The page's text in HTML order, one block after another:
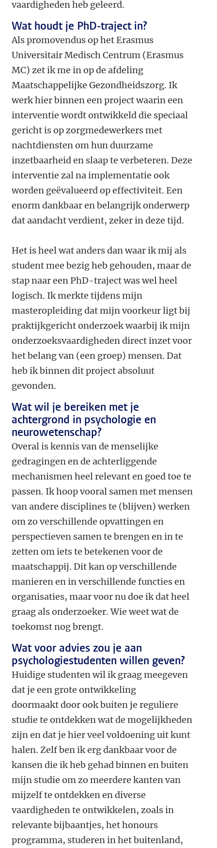
vaardigheden heb geleerd.
Wat houdt je PhD-traject in?
Als promovendus op het Erasmus
Universitair Medisch Centrum (Erasmus
MC) zet ik me in op de afdeling
Maatschappelijke Gezondheidszorg. Ik
werk hier binnen een project waarin een
interventie wordt ontwikkeld die speciaal
gericht is op zorgmedewerkers met
nachtdiensten om hun duurzame
inzetbaarheid en slaap te verbeteren. Deze
interventie zal na implementatie ook
worden geëvalueerd op effectiviteit. Een
enorm dankbaar en belangrijk onderwerp
dat aandacht verdient, zeker in deze tijd.
Het is heel wat anders dan waar ik mij als
student mee bezig heb gehouden, maar de
stap naar een PhD-traject was wel heel
logisch. Ik merkte tijdens mijn
masteropleiding dat mijn voorkeur ligt bij
praktijkgericht onderzoek waarbij ik mijn
onderzoeksvaardigheden direct inzet voor
het belang van (een groep) mensen. Dat
heb ik binnen dit project absoluut
gevonden.
Wat wil je bereiken met je
achtergrond in psychologie en
neurowetenschap?
Overal is kennis van de menselijke
gedragingen en de achterliggende
mechanismen heel relevant en goed toe te
passen. Ik hoop vooral samen met mensen
van andere disciplines te (blijven) werken
om zo verschillende opvattingen en
perspectieven samen te brengen en in te
zetten om iets te betekenen voor de
maatschappij. Dit kan op verschillende
manieren en in verschillende functies en
organisaties, maar voor nu doe ik dat heel
graag als onderzoeker. Wie weet wat de
toekomst nog brengt.
Wat voor advies zou je aan
psychologiestudenten willen geven?
Huidige studenten wil ik graag meegeven
dat je een grote ontwikkeling
doormaakt door ook buiten je reguliere
studie te ontdekken wat de mogelijkheden
zijn en dat je hier veel voldoening uit kunt
halen. Zelf ben ik erg dankbaar voor de
kansen die ik heb gehad binnen en buiten
mijn studie om zo meerdere kanten van
mijzelf te ontdekken en diverse
vaardigheden te ontwikkelen, zoals in
relevante bijbaantjes, het honours
programma, studeren in het buitenland,